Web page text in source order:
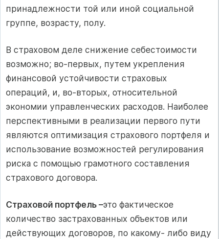
принадлежности той или иной социальной
группе, возрасту, полу.
В страховом деле снижение себестоимости
возможно; во-первых, путем укрепления
финансовой устойчивости страховых
операций, и, во-вторых, относительной
экономии управленческих расходов. Наиболее
перспективными в реализации первого пути
являются оптимизация страхового портфеля и
использование возможностей регулирования
риска с помощью грамотного составления
страхового договора.
Страховой портфель –это фактическое
количество застрахованных объектов или
действующих договоров, по какому- либо виду